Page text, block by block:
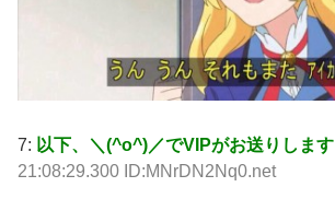
7: 以下、＼(^o^)／でVIPがお送りします
21:08:29.300 ID:MNrDN2Nq0.net